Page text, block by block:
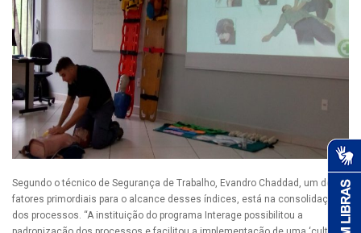
Segundo o técnico de Segurança de Trabalho, Evandro Chaddad, um dos
fatores primordiais para o alcance desses índices, está na consolidação
dos processos. “A instituição do programa Interage possibilitou a